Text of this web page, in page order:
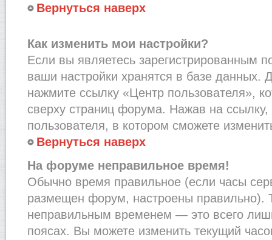
Вернуться наверх
Как изменить мои настройки?
Если вы являетесь зарегистрированным
ваши настройки хранятся в базе данных.
нажмите ссылку «Центр пользователя»,
сверху страниц форума. Нажав на
пользователя, в котором сможете
Вернуться наверх
На форуме неправильное время!
Обычно время правильное (если часы
размещен форум, настроены правильно).
неправильным временем — это всего
поясах. Вы можете изменить текущий